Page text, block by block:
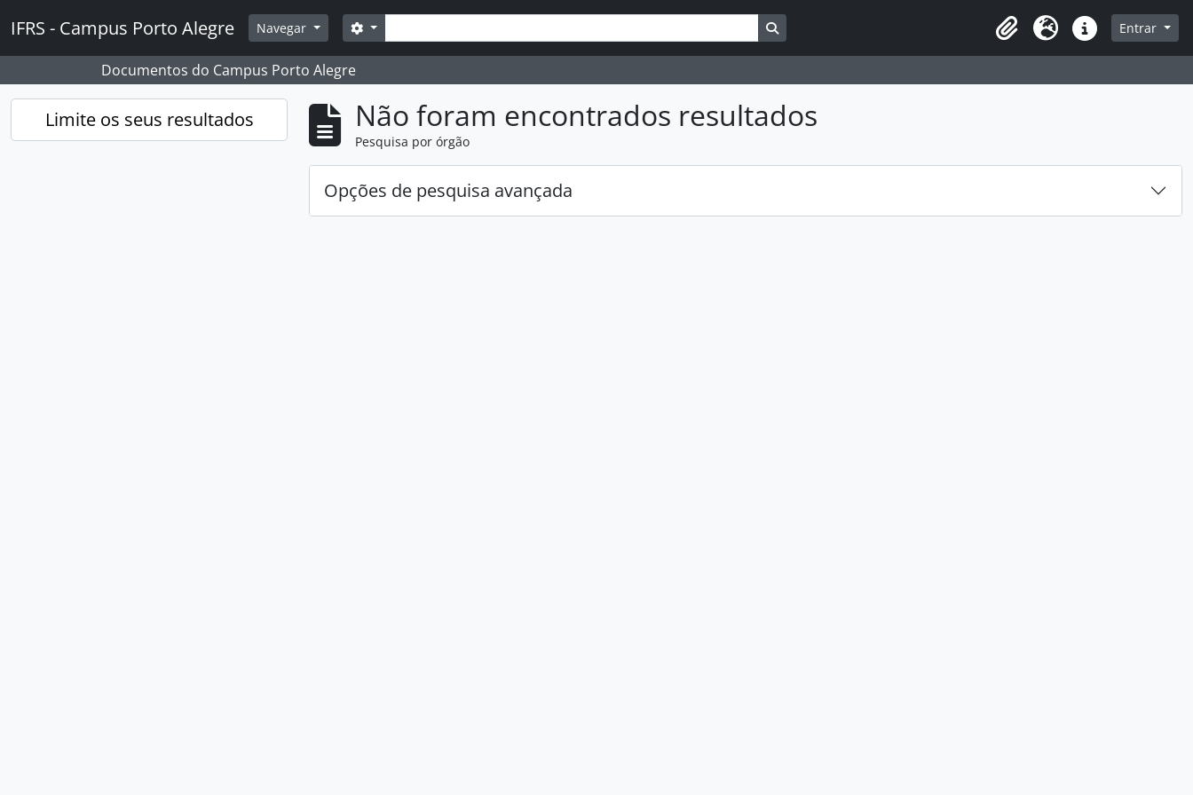
IFRS - Campus Porto Alegre Navegar Pesquisar
Opções de busca Busque na página de navegação
Idioma Ligações rápidas
Entrar
Documentos do Campus Porto Alegre
Limite os seus resultados Não foram encontrados resultados
Pesquisa por órgão
Opções de pesquisa avançada